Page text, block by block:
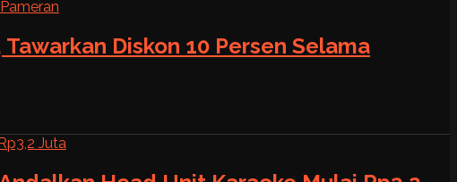
Diskon 10 Persen Selama